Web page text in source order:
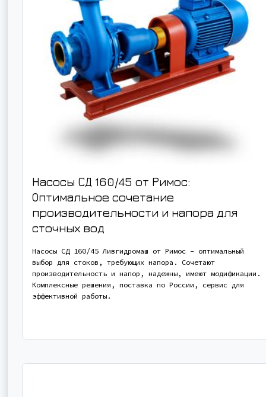
Насосы СД 160/45 от Римос:
Оптимальное сочетание
производительности и напора для
сточных вод
Насосы СД 160/45 Ливгидромаш от Римос – оптимальный
выбор для стоков, требующих напора. Сочетают
производительность и напор, надежны, имеют модификации.
Комплексные решения, поставка по России, сервис для
эффективной работы.